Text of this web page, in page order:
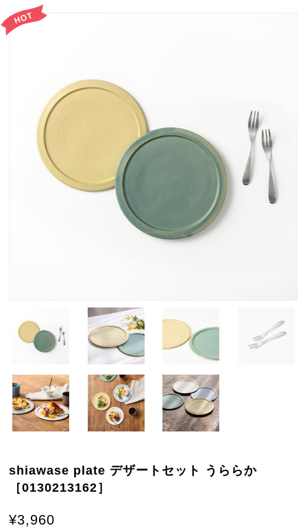
shiawase plate デザートセット うららか
［0130213162］
¥3,960